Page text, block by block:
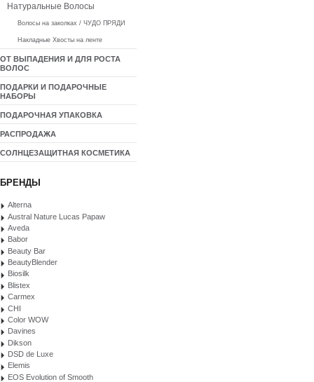
Натуральные Волосы
Волосы на заколках / ЧУДО ПРЯДИ
Накладные Хвосты на ленте
ОТ ВЫПАДЕНИЯ И ДЛЯ РОСТА
ВОЛОС
ПОДАРКИ И ПОДАРОЧНЫЕ
НАБОРЫ
ПОДАРОЧНАЯ УПАКОВКА
РАСПРОДАЖА
СОЛНЦЕЗАЩИТНАЯ КОСМЕТИКА
БРЕНДЫ
Alterna
Austral Nature Lucas Papaw
Aveda
Babor
Beauty Bar
BeautyBlender
Biosilk
Blistex
Carmex
CHI
Color WOW
Davines
Dikson
DSD de Luxe
Elemis
EOS Evolution of Smooth